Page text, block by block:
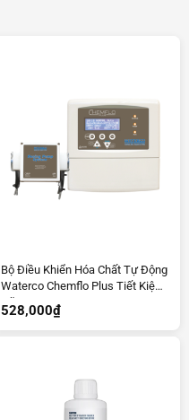
Bộ Điều Khiển Hóa Chất Tự Động
Waterco Chemflo Plus Tiết Kiệm
Năng Lượng
528,000₫